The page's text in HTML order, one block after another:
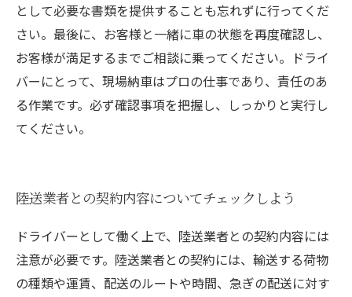
として必要な書類を提供することも忘れずに行ってくだ
さい。最後に、お客様と一緒に車の状態を再度確認し、
お客様が満足するまでご相談に乗ってください。ドライ
バーにとって、現場納車はプロの仕事であり、責任のあ
る作業です。必ず確認事項を把握し、しっかりと実行し
てください。
陸送業者との契約内容についてチェックしよう
ドライバーとして働く上で、陸送業者との契約内容には
注意が必要です。陸送業者との契約には、輸送する荷物
の種類や運賃、配送のルートや時間、急ぎの配送に対す